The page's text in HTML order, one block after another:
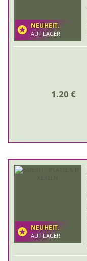
NEUHEIT.
AUF LAGER
1.20 €
NEUHEIT.
AUF LAGER